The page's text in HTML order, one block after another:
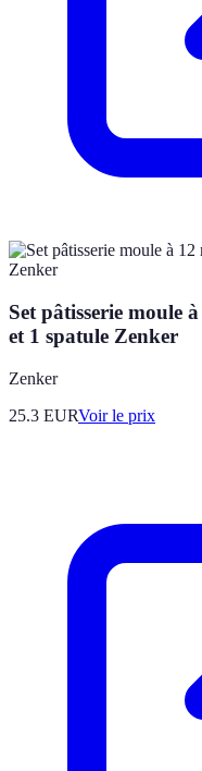
Set pâtisserie moule
et 1 spatule Zenker
Zenker
25.3 EURVoir le prix